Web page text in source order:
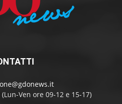
Ven ore 09-12 e 15-17)